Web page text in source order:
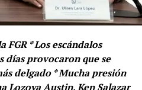
Donald Trump de
firme más que nunca y la
no hay vuelta atrás.
FGR * Los escándalos
días provocaron que se
delgado * Mucha presión
Lozoya Austin, Ken Salazar